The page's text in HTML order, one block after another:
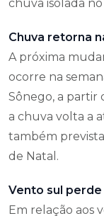
chuva isolada
Chuva retorna
A próxima
ocorre na
Sônego, a partir
a chuva volta a
também
de Natal.
Vento sul
Em relação aos